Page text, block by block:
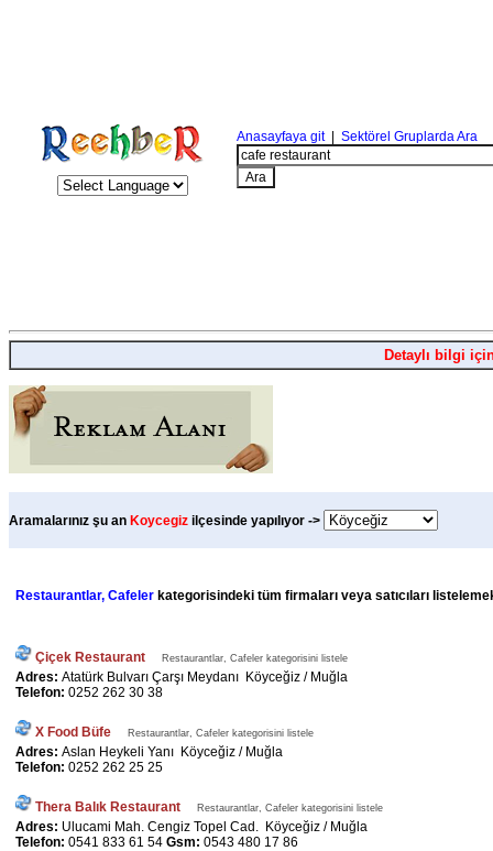
Anasayfaya git| Sektörel Gruplarda Ara
Detaylı bilgi
Aramalarınız şu an Koycegiz ilçesinde yapılıyor ->
Restaurantlar, Cafeler kategorisindeki tüm firmaları veya satıcıları
Çiçek Restaurant Restaurantlar, Cafeler kategorisini listele
Adres: Atatürk Bulvarı Çarşı Meydanı Köyceğiz / Muğla
Telefon: 0252 262 30 38
X Food Büfe Restaurantlar, Cafeler kategorisini listele
Adres: Aslan Heykeli Yanı Köyceğiz / Muğla
Telefon: 0252 262 25 25
Thera Balık Restaurant Restaurantlar, Cafeler kategorisini listele
Adres: Ulucami Mah. Cengiz Topel Cad. Köyceğiz / Muğla
Telefon: 0541 833 61 54 Gsm: 0543 480 17 86